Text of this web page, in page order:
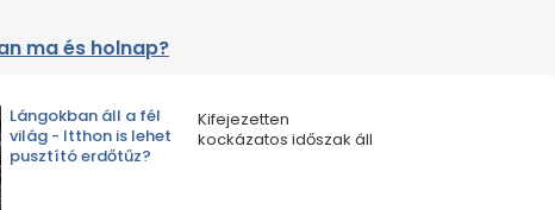
ma és holnap?
Lángokban áll a fél
világ - Itthon is lehet
pusztító erdőtűz?
Kifejezetten
kockázatos időszak áll